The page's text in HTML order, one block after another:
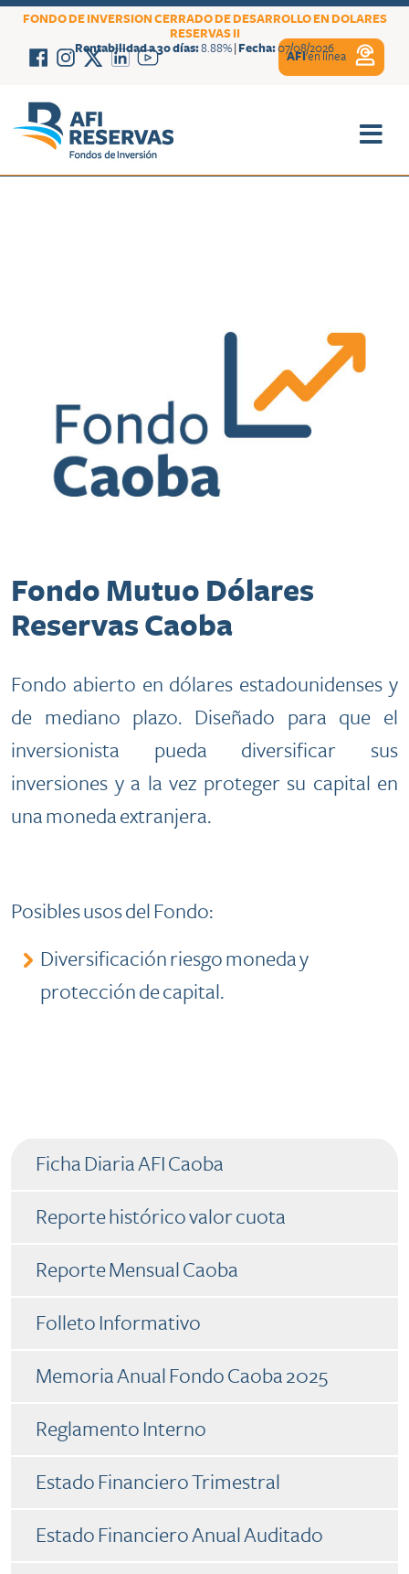
FONDO DE INVERSION CERRADO DE DESARROLLO EN DOLARES
RESERVAS II
Rentabilidad a 30 días:8.88%| Fecha:07/08/2026
AFIen línea
​​Fondo Mutuo Dólares
Reservas Caoba
Fondo abierto en dólares estadounidenses y
de mediano plazo. Diseñado para que el
inversionista pueda diversificar sus
inversiones y a la vez proteger su capital en
una moneda extranjera.
Posibles usos del Fondo:
​​Diversificación riesgo moneda y
protección de capital.​
​​ ​​Ficha Diaria AFI Ca​oba
​​ Reporte histórico valor cuota
​​ Reporte Mensual Caoba​
​​ Folleto Informativo
​​ Memoria Anual Fondo Caoba 2025
​​ Reglamento Interno
​​ Estado Financiero Trimestral
​​ Estado Financiero Anual Auditado